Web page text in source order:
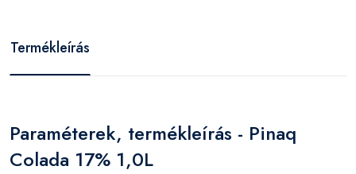
Termékleírás
Paraméterek, termékleírás - Pinaq
Colada 17% 1,0L